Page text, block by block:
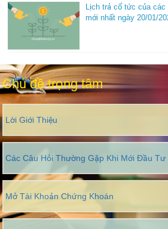
Lịch trả cổ tức của các
mới nhất ngày 20/01/
Chủ đề trọng tâm
Lời Giới Thiệu
Các Câu Hỏi Thường Gặp Khi Mới Đầu Tư
Mở Tài Khoản Chứng Khoán